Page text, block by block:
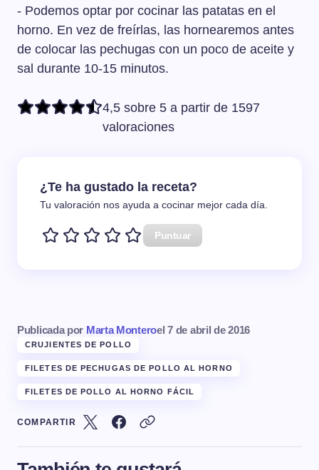
- Podemos optar por cocinar las patatas en el
horno. En vez de freírlas, las hornearemos antes
de colocar las pechugas con un poco de aceite y
sal durante 10-15 minutos.
4,5 sobre 5 a partir de 1597
valoraciones
¿Te ha gustado la receta?
Tu valoración nos ayuda a cocinar mejor cada día.
Puntuar
Publicada por Marta Monteroel 7 de abril de 2016
CRUJIENTES DE POLLO
FILETES DE PECHUGAS DE POLLO AL HORNO
FILETES DE POLLO AL HORNO FÁCIL
COMPARTIR